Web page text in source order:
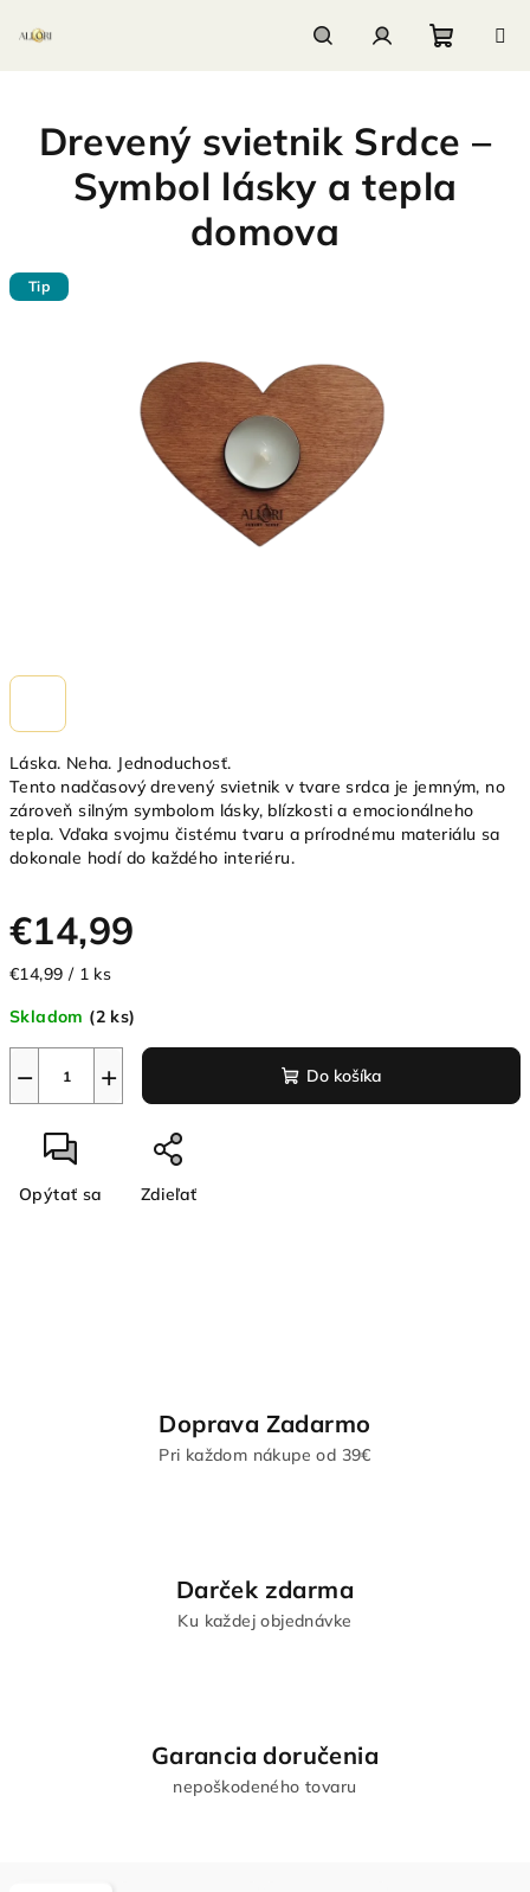
košík
Láska. Neha. Jednoduchosť.
Tento nadčasový drevený svietnik v tvare srdca je jemným, no
zároveň silným symbolom lásky, blízkosti a emocionálneho
tepla. Vďaka svojmu čistému tvaru a prírodnému materiálu sa
dokonale hodí do každého interiéru.
€14,99
Jednotková
€14,99 / 1 ks
Skladom (2 ks)
+
− Do košíka
Opýtať sa Zdieľať
Drevený svietnik Srdce –
Symbol lásky a tepla
domova
Tip
Doprava Zadarmo
Pri každom nákupe od 39€
Darček zdarma
Ku každej objednávke
Garancia doručenia
nepoškodeného tovaru